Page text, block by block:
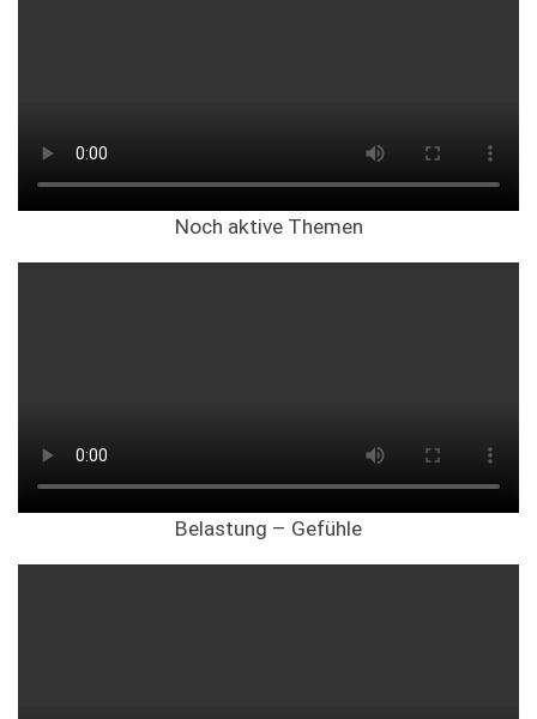
Noch aktive Themen
Belastung – Gefühle